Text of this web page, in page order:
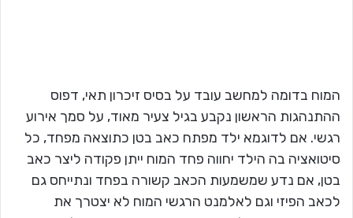
המוח בדומה למחשב עובד על בסיס זיכרון תאי, דפוס
ההתנהגות הראשון נקבע בגיל צעיר מאוד, על סמך אירוע
רגשי. אם לדוגמא ילד מפתח כאב בטן כתוצאה מפחד, כל
סיטואציה בה הילד יחווה פחד המוח ייתן פקודה ליצר כאב
בטן, אם נדע שמשמעות הכאב קשורה בפחד ונתייחס גם
לכאב הפיזי וגם לאלמנט הרגשי המוח לא יצטרך את